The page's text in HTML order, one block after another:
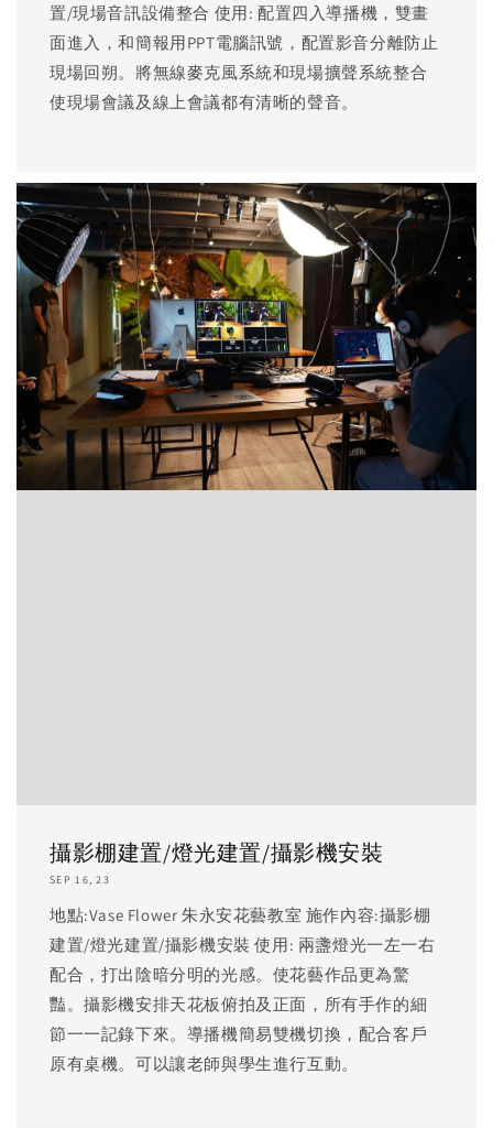
置/現場音訊設備整合 使用: 配置四入導播機，雙畫
面進入，和簡報用PPT電腦訊號，配置影音分離防止
現場回朔。將無線麥克風系統和現場擴聲系統整合
使現場會議及線上會議都有清晰的聲音。
攝影棚建置/燈光建置/攝影機安裝
SEP 16, 23
地點:Vase Flower 朱永安花藝教室 施作內容:攝影棚
建置/燈光建置/攝影機安裝 使用: 兩盞燈光一左一右
配合，打出陰暗分明的光感。使花藝作品更為驚
豔。攝影機安排天花板俯拍及正面，所有手作的細
節一一記錄下來。導播機簡易雙機切換，配合客戶
原有桌機。可以讓老師與學生進行互動。